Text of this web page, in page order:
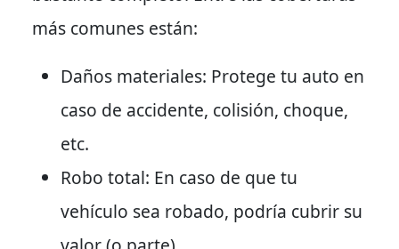
más comunes están:
Daños materiales: Protege tu auto en
caso de accidente, colisión, choque,
etc.
Robo total: En caso de que tu
vehículo sea robado, podría cubrir su